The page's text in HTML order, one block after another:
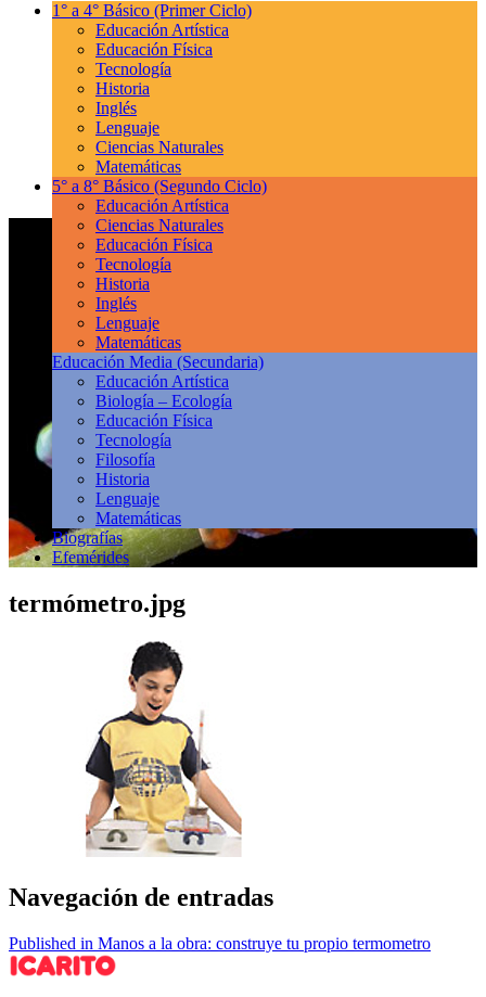
1° a 4° Básico (Primer Ciclo)
Educación Artística
Educación Física
Tecnología
Historia
Inglés
Lenguaje
Ciencias Naturales
Matemáticas
5° a 8° Básico (Segundo Ciclo)
Educación Artística
Ciencias Naturales
Educación Física
Tecnología
Historia
Inglés
Lenguaje
Matemáticas
Educación Media (Secundaria)
Educación Artística
Biología – Ecología
Educación Física
Tecnología
Filosofía
Historia
Lenguaje
Matemáticas
Biografías
Efemérides
termómetro.jpg
Navegación de entradas
Published in Manos a la obra: construye tu propio termometro